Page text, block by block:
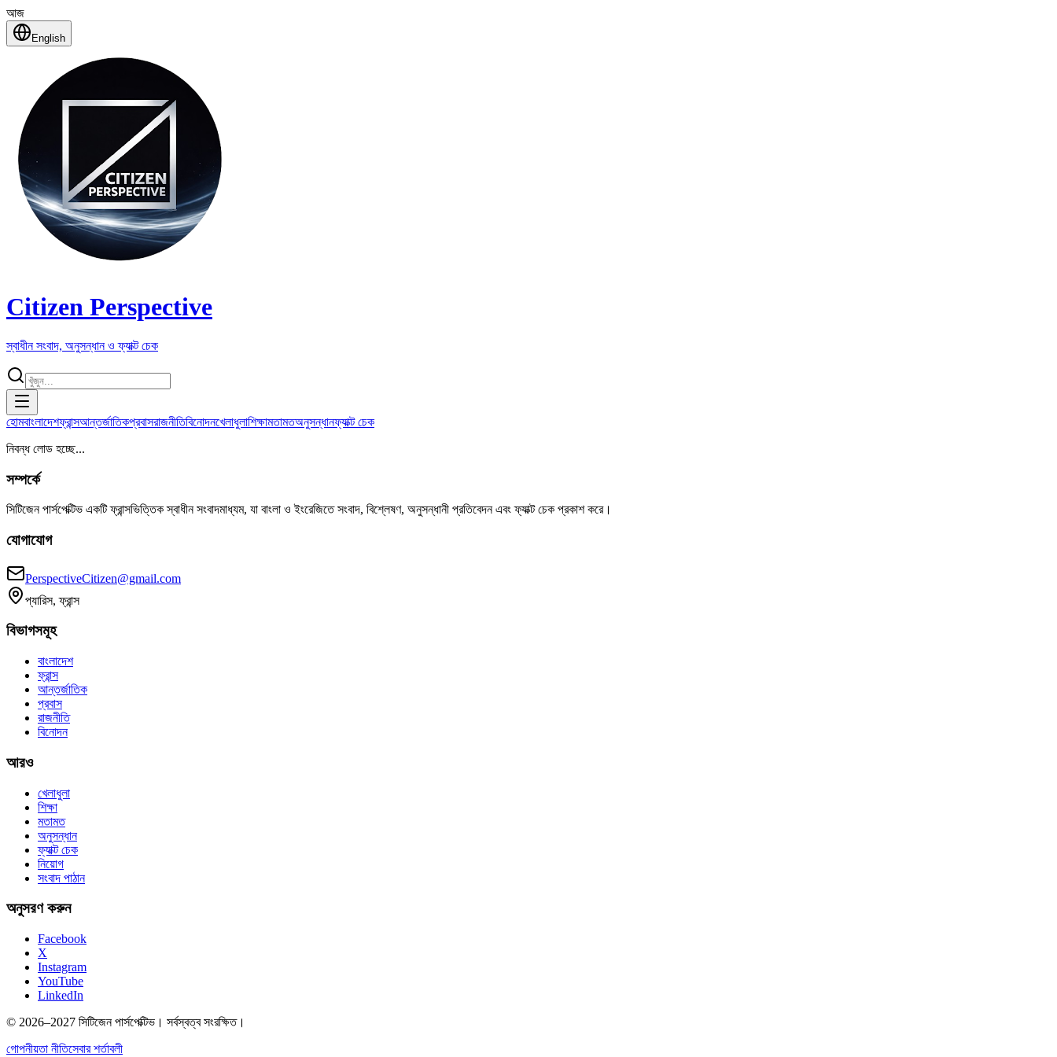
আজ
English
Citizen Perspective
স্বাধীন সংবাদ, অনুসন্ধান ও ফ্যাক্ট চেক
হোমবাংলাদেশফ্রান্সআন্তর্জাতিকপ্রবাসরাজনীতিবিনোদনখেলাধুলাশিক্ষামতামতঅনুসন্ধানফ্যাক্ট চেক
নিবন্ধ লোড হচ্ছে...
সম্পর্কে
সিটিজেন পার্সপেক্টিভ একটি ফ্রান্সভিত্তিক স্বাধীন সংবাদমাধ্যম, যা বাংলা ও ইংরেজিতে সংবাদ, বিশ্লেষণ, অনুসন্ধানী প্রতিবেদন এবং ফ্যাক্ট চেক প্রকাশ করে।
যোগাযোগ
PerspectiveCitizen@gmail.com
প্যারিস, ফ্রান্স
বিভাগসমূহ
বাংলাদেশ
ফ্রান্স
আন্তর্জাতিক
প্রবাস
রাজনীতি
বিনোদন
আরও
খেলাধুলা
শিক্ষা
মতামত
অনুসন্ধান
ফ্যাক্ট চেক
নিয়োগ
সংবাদ পাঠান
অনুসরণ করুন
Facebook
X
Instagram
YouTube
LinkedIn
© 2026–2027 সিটিজেন পার্সপেক্টিভ। সর্বস্বত্ব সংরক্ষিত।
গোপনীয়তা নীতিসেবার শর্তাবলী